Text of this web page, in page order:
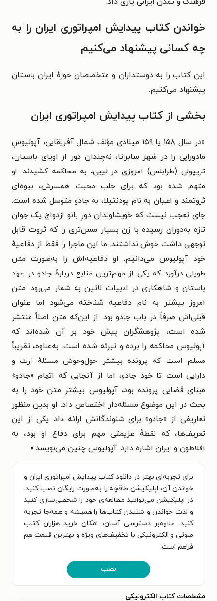
خواندن کتاب پیدایش امپراتوری ایران را به
چه کسانی پیشنهاد می‌کنیم
این کتاب را به دوستداران و متخصصان حوزهٔ ایران باستان
پیشنهاد می‌کنیم.
بخشی از کتاب پیدایش امپراتوری ایران
«در سال ۱۵۸ یا ۱۵۹ میلادی مؤلف شمال آفریقایی، آپولیوسِ
مادورایی را در شهر سابراتا، نه‌چندان دور از اویای باستان،
تریپولی (طرابلس) امروزی در لیبی، به محاکمه کشیدند. او
متهم شده بود که برای جلب محبت همسرش، بیوه‌ای
ثروتمند و اعیان به نام پودنتیلا، به جادو متوسل شده است.
جای تعجب نیست که خویشاوندان دورِ بانو ازدواج یک جوان
تازه به‌دوران رسیده با زن بسیار مسن‌تری را که ثروت قابل
توجهی داشت خوش نداشتند. ما این ماجرا را فقط از دفاعیهٔ
خود آپولیوس می‌دانیم. او دفاعیه‌اش را به‌صورت متن
طویلی درآورد که یکی از مهم‌ترین منابع دربارهٔ جادو در عهد
باستان و شاهکاری در ادبیات لاتین به شمار می‌رود. متن
امروز بیشتر به نام دفاعیه شناخته می‌شود اما عنوان
قبلی‌اش صرفاً در باب جادو بود. از این‌که متن اصلاً منتشر
شده است، پژوهشگران پیش خود بر آن شده‌اند که
آپولیوس محاکمه را برده و تبرئه شده است. به‌علاوه، تقریباً
مسلم است که پرونده بیشتر حول‌وحوش مسئلهٔ ارث و
دارایی است تا خود جادو، اما از آنجایی که اتهام «جادو»
مبنای قضایی پرونده بود، آپولیوس بیشترِ متن خود را به
بحث در این موضوع مسئله‌دار اختصاص داد. او بدین منظور
تعاریفی از «جادو» برای شنوندگانش ارائه داد. یکی از این
تعریف‌ها، که نقطهٔ عزیمتی مهم برای دفاع او بود، به
افلاطون و ایران اشاره دارد. آپولیوس چنین می‌نویسد.»
برای تجربه‌ای بهتر در دانلود کتاب پیدایش امپراتوری ایران و
خواندن آن، اپلیکیشن طاقچه را به‌صورت رایگان نصب کنید.
در اپلیکیشن می‌توانید مطالعه‌ی خود را شخصی‌سازی کنید
و لذت خواندن و شنیدن کتاب‌ها را همیشه و همه‌جا تجربه
کنید. علاوه‌بر دسترسی آسان، امکان خرید هزاران کتاب
صوتی و الکترونیکی با تخفیف‌های ویژه و بهترین قیمت هم
فراهم است.
نصب
مشخصات کتاب الکترونیکی